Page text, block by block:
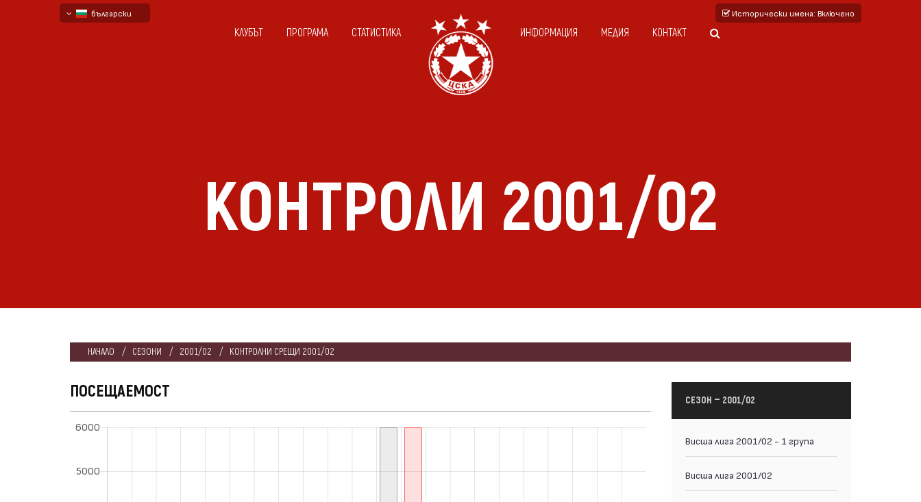
български
Исторически имена: Включено
КЛУБЪТ ПРОГРАМА СТАТИСТИКА ИНФОРМАЦИЯ МЕДИЯ КОНТАКТ
КОНТРОЛИ 2001/02
НАЧАЛО СЕЗОНИ 2001/02 КОНТРОЛНИ СРЕЩИ 2001/02
ПОСЕЩАЕМОСТ СЕЗОН — 2001/02
Висша лига 2001/02 - 1 група
Висша лига 2001/02